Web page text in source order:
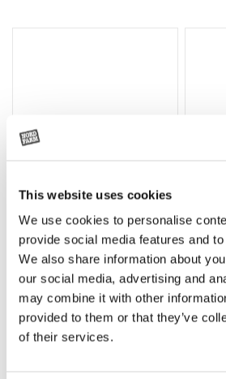
This website uses cookies
We use cookies to personalise
provide social media features and
We also share information about
our social media, advertising and
may combine it with other
provided to them or that they’ve
of their services.
Rotor, komplett med slagor
OR80013456G
(ex. moms)
Grön
A00220
kr